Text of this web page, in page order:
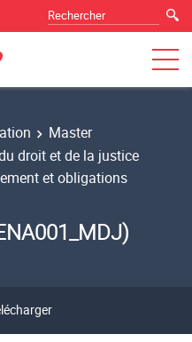
Master
droit et de la justice
et obligations